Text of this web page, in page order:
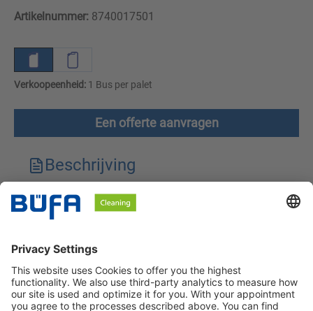
Artikelnummer: 8740017501
Verkoopeenheid: 1 Bus per palet
Een offerte aanvragen
Beschrijving
Technische kenmerken
Veiligheidsinstructies